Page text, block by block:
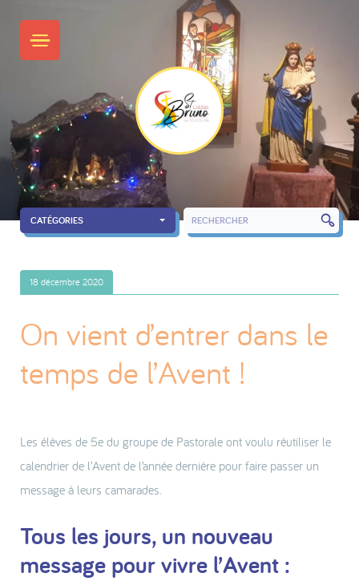
content
PRIMARY MENU
CATÉGORIES
18 décembre 2020
On vient d’entrer dans le
temps de l’Avent !
Les élèves de 5e du groupe de Pastorale ont voulu réutiliser le
calendrier de l’Avent de l’année dernière pour faire passer un
message à leurs camarades.
Tous les jours, un nouveau
message pour vivre l’Avent :